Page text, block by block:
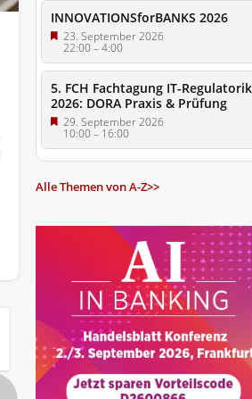
INNOVATIONSforBANKS 2026
23. September 2026
22:00–4:00
5. FCH Fachtagung IT-Regulatorik
2026: DORA Praxis & Prüfung
29. September 2026
10:00– 16:00
Alle Themen von A-Z>>